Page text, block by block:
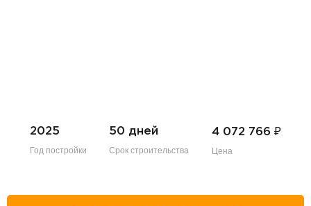
2025
Год постройки
50 дней
Срок строительства
4 072 766 ₽
Цена